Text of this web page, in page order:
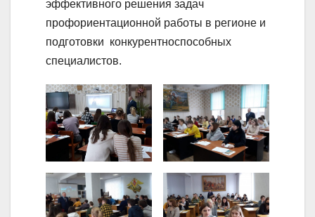
эффективного решения задач
профориентационной работы в регионе и
подготовки конкурентноспособных
специалистов.